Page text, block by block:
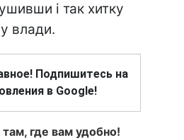
і так хитку
влади.
Подпишитесь на
в Google!
где вам удобно!